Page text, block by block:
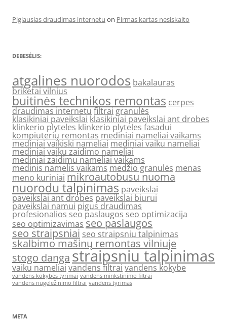
Pigiausias draudimas internetu on Pirmas kartas nesiskaito
DEBESĖLIS:
atgalines nuorodos bakalauras
briketai vilnius
buitinės technikos remontas cerpes
draudimas internetufiltraigranulės
klasikiniai paveikslai klasikiniai paveikslai ant drobes
klinkerio plyteles klinkerio plyteles fasadui
kompiuterių remontas mediniai nameliai vaikams
mediniai vaikiski nameliai mediniai vaiku nameliai
mediniai vaiku zaidimo nameliai
mediniai zaidimu nameliai vaikams
medinis namelis vaikams medžio granulės menas
meno kuriniai mikroautobusu nuoma
nuorodu talpinimas paveikslai
paveikslai ant drobespaveikslai biurui
paveikslai namui pigus draudimas
profesionalios seo paslaugos seo optimizacija
seo optimizavimas seo paslaugos
seo straipsniai seo straipsniu talpinimas
skalbimo mašinų remontas vilniuje
stogo danga straipsniu talpinimas
vaiku nameliai vandens filtrai vandens kokybe
vandens kokybės tyrimai vandens minkstinimo filtrai
vandens nugeležinimo filtrai vandens tyrimas
META